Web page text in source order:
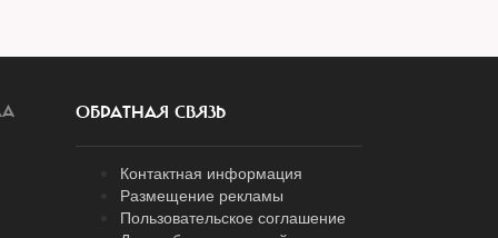
ОБРАТНАЯ СВЯЗЬ
Контактная информация
Размещение рекламы
Пользовательское соглашение